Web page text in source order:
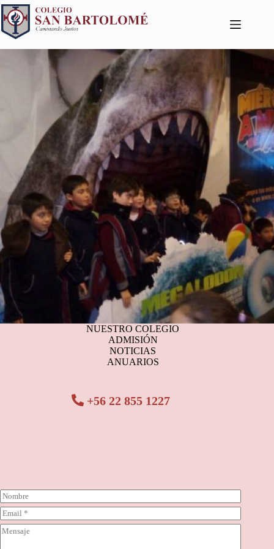
NUESTRO COLEGIO
ADMISIÓN
NOTICIAS
ANUARIOS
+56 22 855 1227
N
o
m
b
r
C
o
r
C